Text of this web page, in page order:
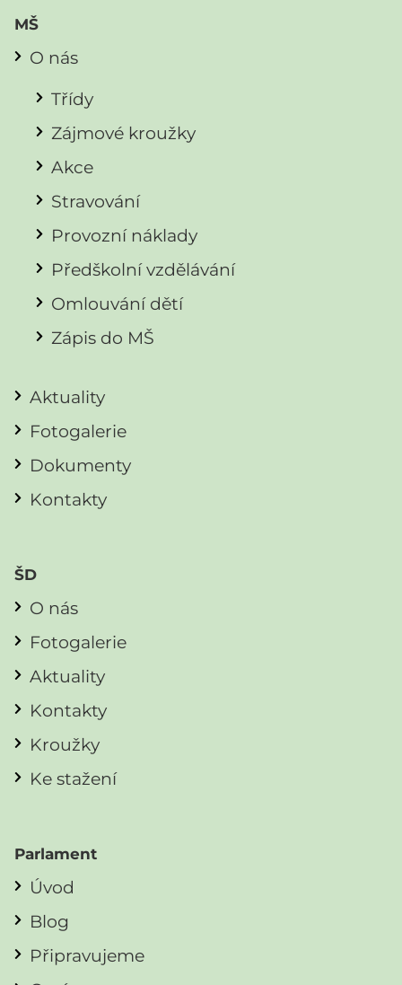
MŠ
O nás
Třídy
Zájmové kroužky
Akce
Stravování
Provozní náklady
Předškolní vzdělávání
Omlouvání dětí
Zápis do MŠ
Aktuality
Fotogalerie
Dokumenty
Kontakty
ŠD
O nás
Fotogalerie
Aktuality
Kontakty
Kroužky
Ke stažení
Parlament
Úvod
Blog
Připravujeme